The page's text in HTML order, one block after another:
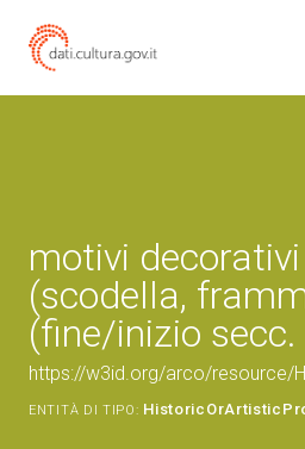
motivi
(scodella,
(fine/inizio
https://w3id.org/arco/resource/
ENTITÀ DI TIPO: